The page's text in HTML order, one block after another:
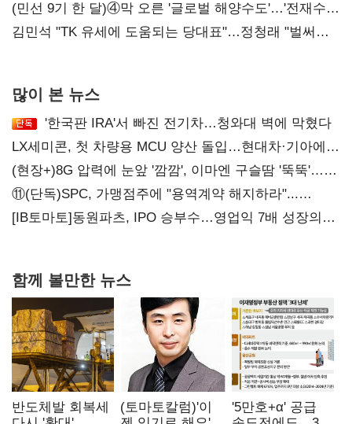
화려한 에어쇼 뒤 땀방울
(민선 9기 한 달)④막 오른 '글로벌 해양수도'…'전재수
리더십' 시험대
김민석 "TK 유세에 도움되는 당대표"…정청래 "벌써
많이 본 뉴스
'한국판 IRA'서 빠진 전기차…청와대 벽에 막혔다
LX세미콘, 첫 차량용 MCU 양산 돌입…현대차·기아에
공급
(현장+)8G 압력에 눈앞 '깜깜', 이마엔 구슬땀 '뚝뚝'…
화려한 에어쇼 뒤 땀방울
⑪(단독)SPC, 가맹점주에 "용역계약 해지하라"...
내팽개친 '사회적합의'
[IB토마토]동원파츠, IPO 승부수…영업익 7배 성장의
함께 볼만한 뉴스
반도체발 회복세
(토마토칼럼)'이
'5만호+α' 공급